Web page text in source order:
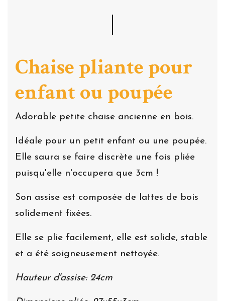
Chaise pliante pour
enfant ou poupée
Adorable petite chaise ancienne en bois.
Idéale pour un petit enfant ou une poupée.
Elle saura se faire discrète une fois pliée
puisqu'elle n'occupera que 3cm !
Son assise est composée de lattes de bois
solidement fixées.
Elle se plie facilement, elle est solide, stable
et a été soigneusement nettoyée.
Hauteur d'assise: 24cm